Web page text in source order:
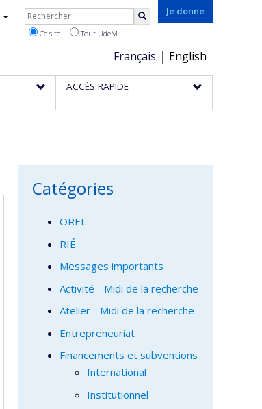
Je donne
Choix
de
la
Français English
Rechercher
Ce site Tout UdeM
ACCÈS RAPIDE
Catégories
OREL
RIÉ
Messages importants
Activité - Midi de la recherche
Atelier - Midi de la recherche
Entrepreneuriat
Financements et subventions
International
Institutionnel